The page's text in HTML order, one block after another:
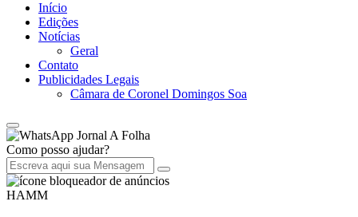
Início
Edições
Notícias
Geral
Contato
Publicidades Legais
Câmara de Coronel Domingos Soa
Jornal A Folha
Como posso ajudar?
HAMM